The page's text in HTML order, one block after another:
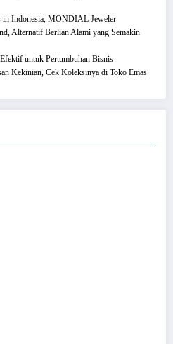
in Indonesia, MONDIAL Jeweler
Alternatif Berlian Alami yang Semakin
untuk Pertumbuhan Bisnis
Kekinian, Cek Koleksinya di Toko Emas